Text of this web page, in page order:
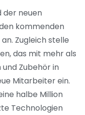
der neuen
kommenden
Zugleich stelle
das mit mehr als
Zubehör in
Mitarbeiter ein.
halbe Million
Technologien